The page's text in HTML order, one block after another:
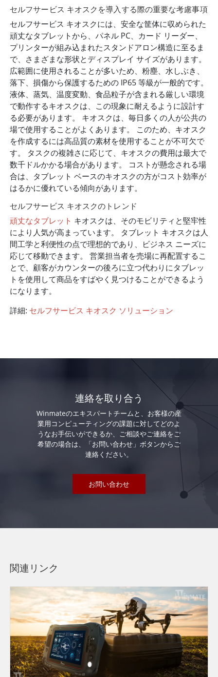
セルフサービス キオスクを導入する際の重要な考慮事項
セルフサービス キオスクには、安全な筐体に収められた
頑丈なタブレットから、パネル PC、カード リーダー、
プリンターが組み込まれたスタンドアロン構造に至るま
で、さまざまな形状とディスプレイ サイズがあります。
広範囲に使用されることが多いため、粉塵、水しぶき、
落下、損傷から保護するための IP65 等級が一般的です。
液体、蒸気、温度変動、食品粒子が含まれる厳しい環境
で動作するキオスクは、この現象に耐えるように設計す
る必要があります。 キオスクは、毎日多くの人が公共の
場で使用することがよくあります。 このため、キオスク
を作成するには高品質の素材を使用することが不可欠で
す。 タスクの複雑さに応じて、キオスクの費用は最大で
数千ドルかかる場合があります。 コストが懸念される場
合は、タブレット ベースのキオスクの方がコスト効率が
はるかに優れている傾向があります。
セルフサービス キオスクのトレンド
頑丈なタブレット キオスクは、そのモビリティと堅牢性
により人気が高まっています。 タブレット キオスクは人
間工学と利便性の点で理想的であり、ビジネス ニーズに
応じて移動できます。 営業担当者を売場に再配置するこ
とで、顧客がカウンターの後ろに立つ代わりにタブレッ
トを使用して商品をすばやく見つけることができるよう
になります。
詳細: セルフサービス キオスク ソリューション
連絡を取り合う
Winmateのエキスパートチームと、お客様の産
業用コンピューティングの課題に対してどのよ
うなお手伝いができるか、ご相談やご連絡をご
希望の場合は、「お問い合わせ」ボタンからご
連絡ください。
お問い合わせ
関連リンク